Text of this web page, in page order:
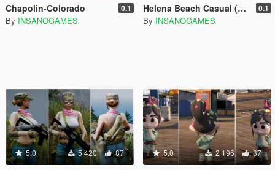
Chapolin-Colorado 0.1
By INSANOGAMES
Helena Beach Casual (Doar6) 0.1
By INSANOGAMES
5.0 5 420 87 5.0 2 196 37